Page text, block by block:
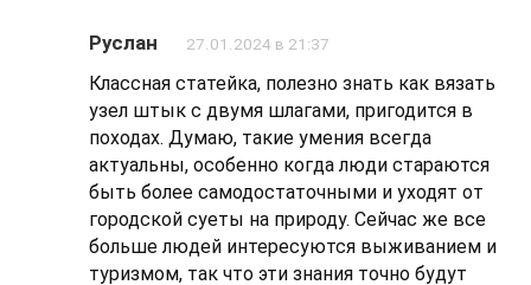
Руслан 27.01.2024 в 21:37
Классная статейка, полезно знать как вязать
узел штык с двумя шлагами, пригодится в
походах. Думаю, такие умения всегда
актуальны, особенно когда люди стараются
быть более самодостаточными и уходят от
городской суеты на природу. Сейчас же все
больше людей интересуются выживанием и
туризмом, так что эти знания точно будут